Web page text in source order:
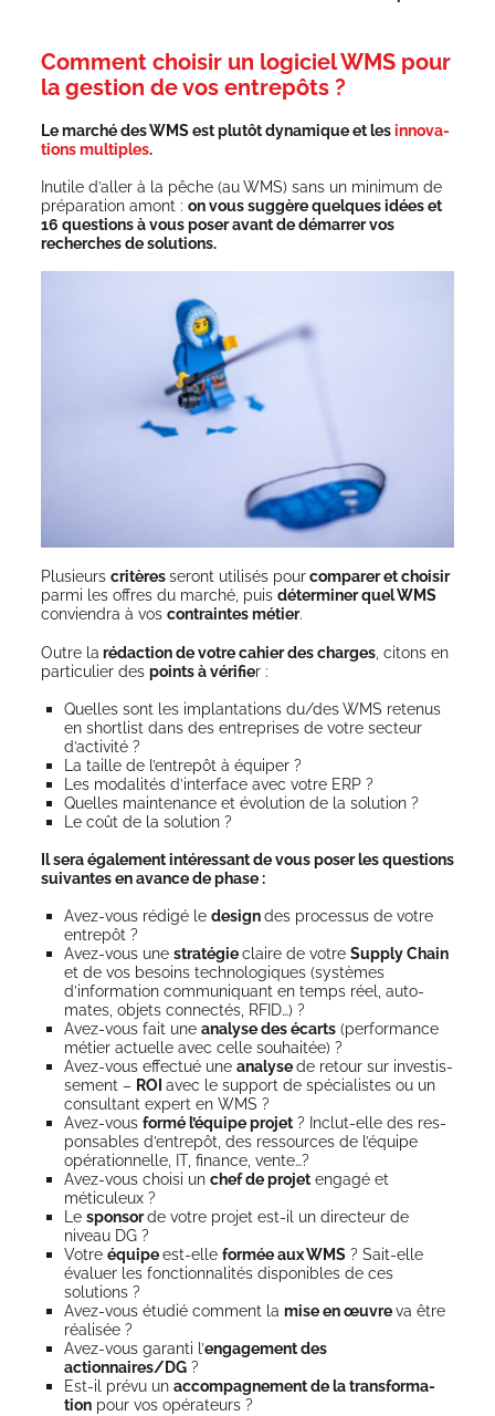
Comment choisir un logiciel WMS pour
la gestion de vos entrepôts ?
Le mar­ché des WMS est plu­tôt dyna­mique et lesinno­va­
tions mul­tiples.
Inutile d’al­ler à la pêche (au WMS) sans un mini­mum de
pré­pa­ra­tion amont : on vous sug­gère quelques idées et
16 ques­tions à vous poser avant de démar­rer vos
recherches de solutions.
Plu­sieurs cri­tèresseront uti­li­sés pourcom­pa­rer et choi­sir
par­mi les offres du mar­ché, puis déter­mi­ner quel WMS
convien­dra à vos contraintes métier.
Outre la rédac­tion de votre cahier des charges, citons en
par­ti­cu­lier des points à véri­fier :
Quelles sont les implan­ta­tions du/des WMS rete­nus
en short­list dans des entre­prises de votre sec­teur
d’activité ?
La taille de l’entrepôt à équiper ?
Les moda­li­tés d’interface avec votre ERP ?
Quelles main­te­nance et évo­lu­tion de la solution ?
Le coût de la solution ?
Il sera éga­le­ment inté­res­sant de vous poser les ques­tions
sui­vantes en avance de phase :
Avez-vous rédi­gé ledesi­gndes pro­ces­sus de votre
entrepôt ?
Avez-vous unestra­té­gieclaire de votreSup­ply Chain
et de vos besoins tech­no­lo­giques (sys­tèmes
d’information com­mu­ni­quant en temps réel, auto­
mates, objets connec­tés, RFID…) ?
Avez-vous fait uneana­lyse des écarts (per­for­mance
métier actuelle avec celle souhaitée) ?
Avez-vous effec­tué uneana­lysede retour sur inves­tis­
se­ment – ROIavec le sup­port de spé­cia­listes ou un
consul­tant expert en WMS ?
Avez-vousfor­mé l’équipe pro­jet? Inclut-elle des res­
pon­sables d’entrepôt, des res­sources de l’équipe
opé­ra­tion­nelle, IT, finance, vente…?
Avez-vous choi­si unchef de pro­jetenga­gé et
méticuleux ?
Lespon­sorde votre pro­jet est-il un direc­teur de
niveau DG ?
Votreéquipeest-ellefor­mée aux WMS ? Sait-elle
éva­luer les fonc­tion­na­li­tés dis­po­nibles de ces
solutions ?
Avez-vous étu­dié com­ment lamise en œuvreva être
réalisée ?
Avez-vous garan­ti l’enga­ge­ment des
actionnaires/DG ?
Est-il pré­vu unaccom­pa­gne­ment de la trans­for­ma­
tion pour vos opérateurs ?